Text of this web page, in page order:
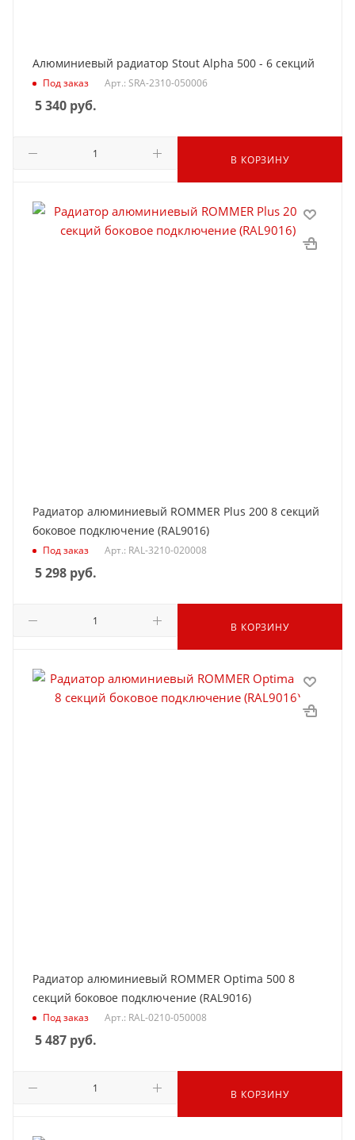
Алюминиевый радиатор Stout Alpha 500 - 6 секций
Под заказ Арт.: SRA-2310-050006
5 340 руб.
В КОРЗИНУ
Радиатор алюминиевый ROMMER Plus 200 8 секций
боковое подключение (RAL9016)
Под заказ Арт.: RAL-3210-020008
5 298 руб.
В КОРЗИНУ
Радиатор алюминиевый ROMMER Optima 500 8
секций боковое подключение (RAL9016)
Под заказ Арт.: RAL-0210-050008
5 487 руб.
В КОРЗИНУ